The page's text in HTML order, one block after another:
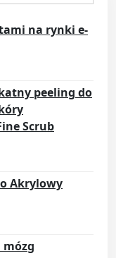
na rynki e-
peeling do
Scrub
Akrylowy
mózg